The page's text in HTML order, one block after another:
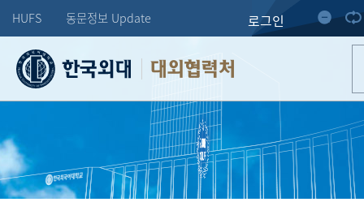
HUFS 동문정보 Update 로그인
대외협력처